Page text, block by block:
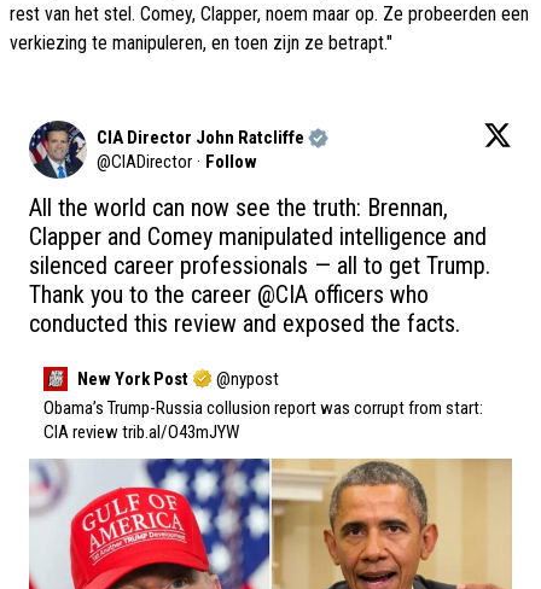
rest van het stel. Comey, Clapper, noem maar op. Ze probeerden een
verkiezing te manipuleren, en toen zijn ze betrapt."
CIA Director John Ratcliffe
@CIADirector · Follow
All the world can now see the truth: Brennan,
Clapper and Comey manipulated intelligence and
silenced career professionals — all to get Trump.
Thank you to the career @CIA officers who
conducted this review and exposed the facts.
New York Post @nypost
Obama’s Trump-Russia collusion report was corrupt from start:
CIA review trib.al/O43mJYW